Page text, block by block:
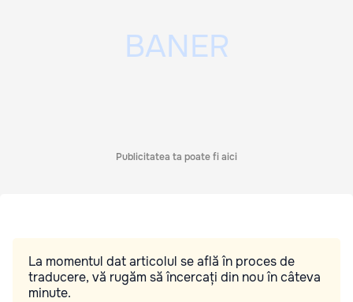
Publicitatea ta poate fi aici
La momentul dat articolul se află în proces de
traducere, vă rugăm să încercați din nou în câteva
minute.